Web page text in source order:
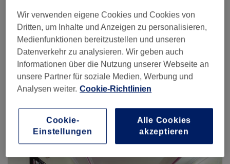
QT Beauty
Breite Straße 15, Schmargendorf, 14199 Berlin
Wir verwenden eigene Cookies und Cookies von
Dritten, um Inhalte und Anzeigen zu personalisieren,
Medienfunktionen bereitzustellen und unseren
Datenverkehr zu analysieren. Wir geben auch
Informationen über die Nutzung unserer Webseite an
unsere Partner für soziale Medien, Werbung und
Analysen weiter. Cookie-Richtlinien
Cookie-
Einstellungen
Alle Cookies
akzeptieren